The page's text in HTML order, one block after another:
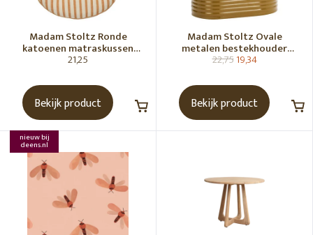
Madam Stoltz Ronde
katoenen matraskussen
Gebroken wit, donkere
21,25
Bekijk product
Madam Stoltz Ovale
metalen bestekhouder
Tapenade
22,7519,34
Bekijk product
nieuw bij
deens.nl